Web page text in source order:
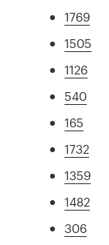
1769
1505
1126
540
165
1732
1359
1482
306